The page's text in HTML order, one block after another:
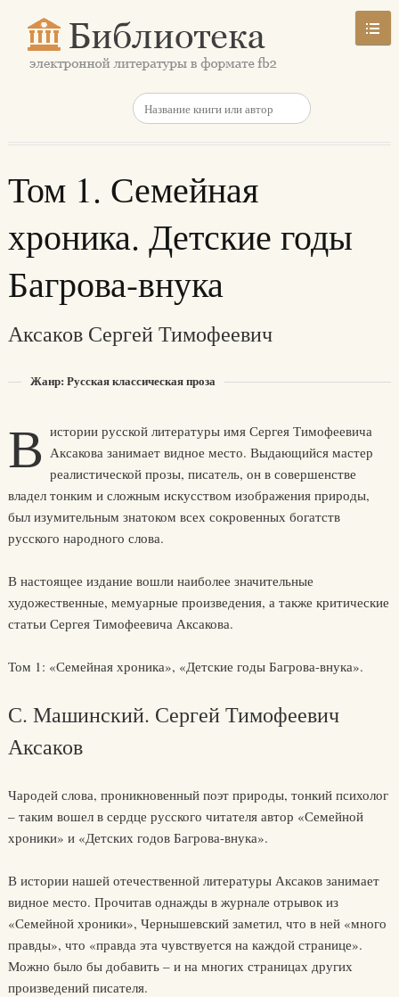
Том 1. Семейная
хроника. Детские годы
Багрова-внука
Аксаков Сергей Тимофеевич
Жанр: Русская классическая проза
В истории русской литературы имя Сергея Тимофеевича
Аксакова занимает видное место. Выдающийся мастер
реалистической прозы, писатель, он в совершенстве
владел тонким и сложным искусством изображения природы,
был изумительным знатоком всех сокровенных богатств
русского народного слова.
В настоящее издание вошли наиболее значительные
художественные, мемуарные произведения, а также критические
статьи Сергея Тимофеевича Аксакова.
Том 1: «Семейная хроника», «Детские годы Багрова-внука».
С. Машинский. Сергей Тимофеевич
Аксаков
Чародей слова, проникновенный поэт природы, тонкий психолог
– таким вошел в сердце русского читателя автор «Семейной
хроники» и «Детских годов Багрова-внука».
В истории нашей отечественной литературы Аксаков занимает
видное место. Прочитав однажды в журнале отрывок из
«Семейной хроники», Чернышевский заметил, что в ней «много
правды», что «правда эта чувствуется на каждой странице».
Можно было бы добавить – и на многих страницах других
произведений писателя.